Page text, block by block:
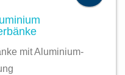
mit Aluminium-